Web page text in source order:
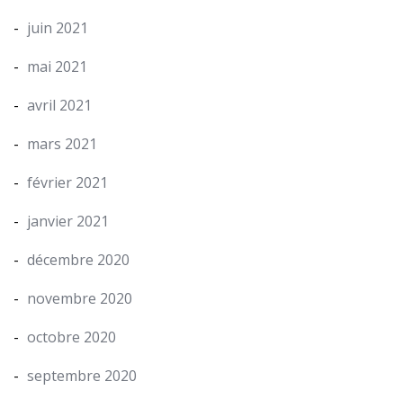
juin 2021
mai 2021
avril 2021
mars 2021
février 2021
janvier 2021
décembre 2020
novembre 2020
octobre 2020
septembre 2020